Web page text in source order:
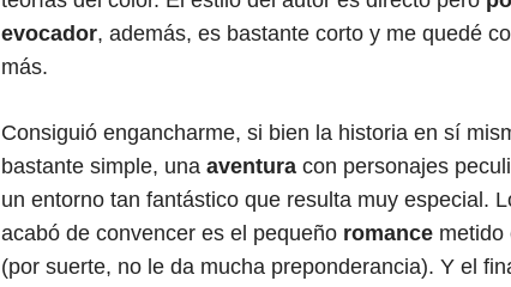
evocador, además, es bastante corto y me quedé
más.
Consiguió engancharme, si bien la historia en sí
bastante simple, una aventura con personajes
un entorno tan fantástico que resulta muy especial.
acabó de convencer es el pequeño romance metido
(por suerte, no le da mucha preponderancia). Y el